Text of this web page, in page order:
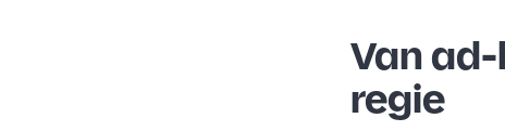
Van
regie